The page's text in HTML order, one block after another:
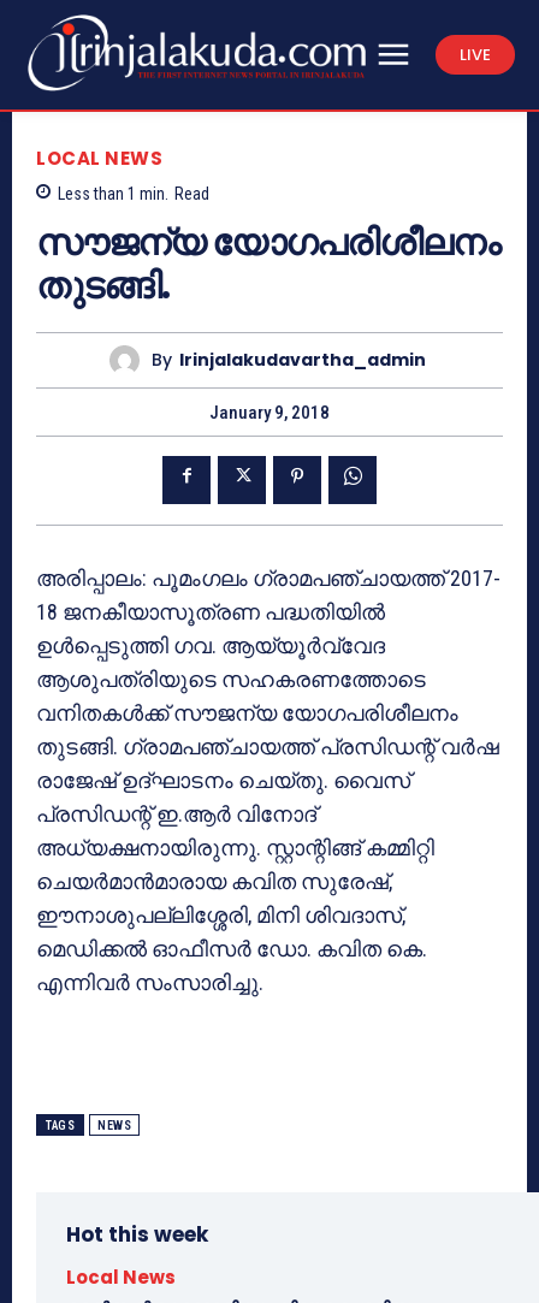
LIVE
LOCAL NEWS
Less than 1 min. Read
സൗജന്യ യോഗപരിശീലനം
തുടങ്ങി.
By Irinjalakudavartha_admin
January 9, 2018
അരിപ്പാലം: പൂമംഗലം ഗ്രാമപഞ്ചായത്ത് 2017-
18 ജനകീയാസൂത്രണ പദ്ധതിയില്‍
ഉള്‍പ്പെടുത്തി ഗവ. ആയ്യൂര്‍വ്വേദ
ആശുപത്രിയുടെ സഹകരണത്തോടെ
വനിതകള്‍ക്ക് സൗജന്യ യോഗപരിശീലനം
തുടങ്ങി. ഗ്രാമപഞ്ചായത്ത് പ്രസിഡന്റ് വര്‍ഷ
രാജേഷ് ഉദ്ഘാടനം ചെയ്തു. വൈസ്
പ്രസിഡന്റ് ഇ.ആര്‍ വിനോദ്
അധ്യക്ഷനായിരുന്നു. സ്റ്റാന്റിങ്ങ് കമ്മിറ്റി
ചെയര്‍മാന്‍മാരായ കവിത സുരേഷ്,
ഈനാശുപല്ലിശ്ശേരി, മിനി ശിവദാസ്,
മെഡിക്കല്‍ ഓഫീസര്‍ ഡോ. കവിത കെ.
എന്നിവര്‍ സംസാരിച്ചു.
TAGS NEWS
Hot this week
Local News